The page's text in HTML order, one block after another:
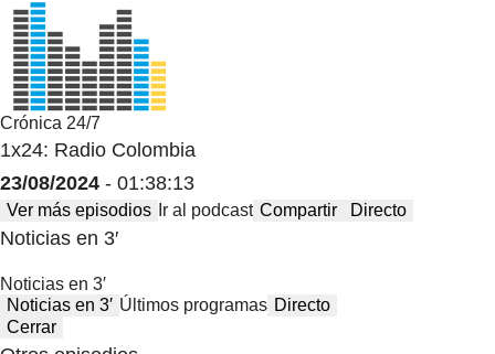
Crónica 24/7
1x24: Radio Colombia
23/08/2024 - 01:38:13
Ver más episodios Ir al podcast Compartir Directo
Noticias en 3′
Noticias en 3′
Noticias en 3′ Últimos programas Directo
Cerrar